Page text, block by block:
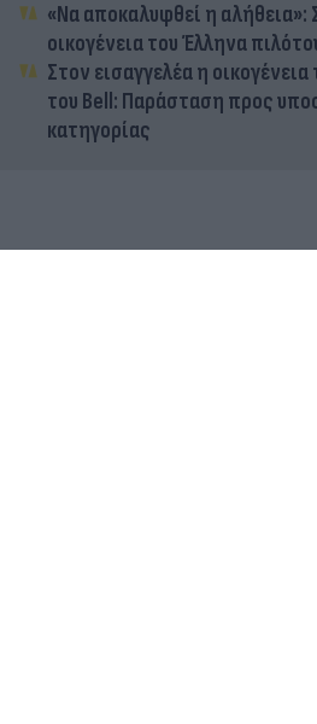
«Να αποκαλυφθεί η αλήθεια»:
οικογένεια του Έλληνα
Στον εισαγγελέα η
του Bell: Παράσταση προς
κατηγορίας